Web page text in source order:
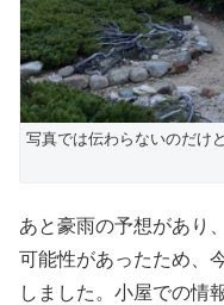
写真では伝わらないのだけ
あと豪雨の予想があり
可能性があったため、
しました。小屋での情